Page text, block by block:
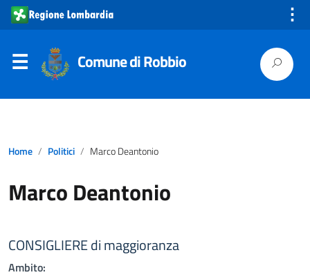
⋮
Comune di Robbio
Home Politici Marco Deantonio
Marco Deantonio
CONSIGLIERE di maggioranza
Ambito: